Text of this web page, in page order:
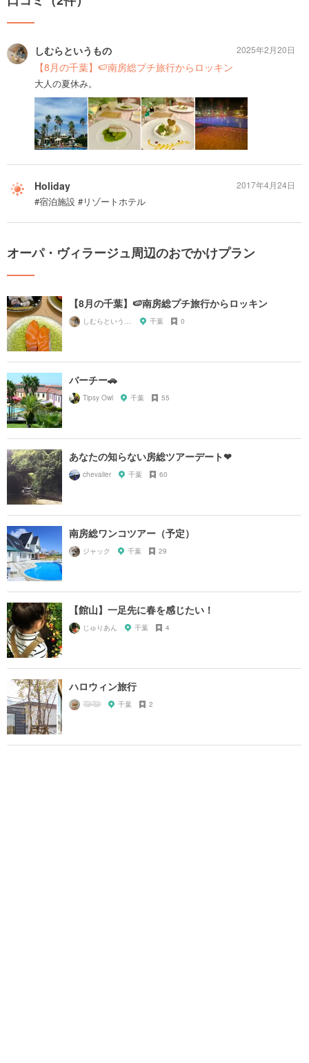
しむらというもの
【8月の千葉】🍉南房総プチ旅行からロッキン
大人の夏休み。
2025年2月20日
Holiday
#宿泊施設 #リゾートホテル
2017年4月24日
オーパ・ヴィラージュ周辺のおでかけプラン
【8月の千葉】🍉南房総プチ旅行からロッキン
しむらというもの 千葉 0
バーチー🚗
Tipsy Owl 千葉 55
あなたの知らない房総ツアーデート❤︎
chevalier 千葉 60
南房総ワンコツアー（予定）
ジャック 千葉 29
【館山】一足先に春を感じたい！
じゅりあん 千葉 4
ハロウィン旅行
𓅸𓅸 千葉 2